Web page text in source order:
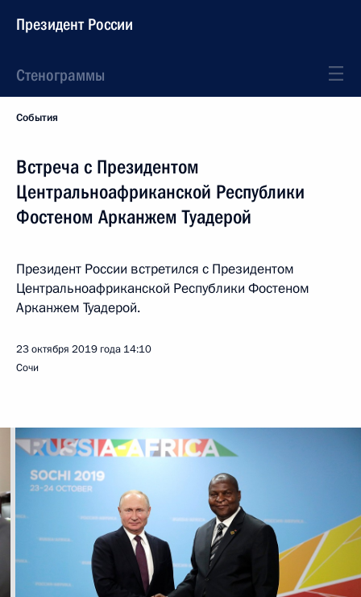
Президент России
Стенограммы
События
Встреча с Президентом
Центральноафриканской Республики
Фостеном Арканжем Туадерой
Президент России встретился с Президентом
Центральноафриканской Республики Фостеном
Арканжем Туадерой.
23 октября 2019 года 14:10
Сочи